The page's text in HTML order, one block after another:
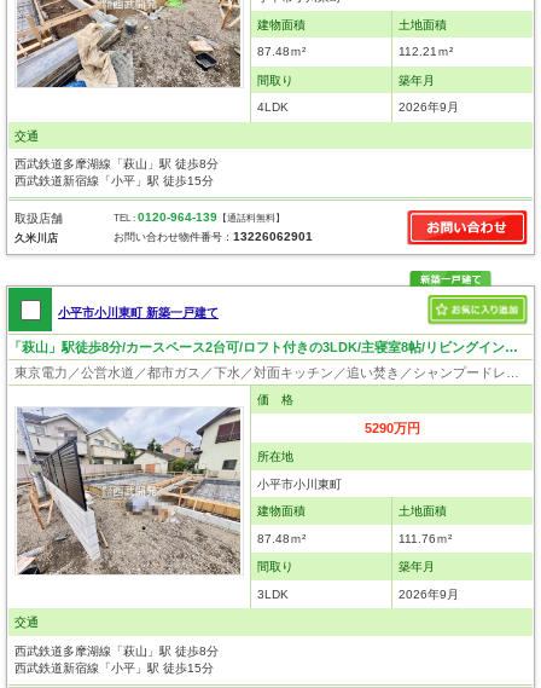
建物面積
87.48ｍ²
土地面積
112.21ｍ²
間取り
4LDK
築年月
2026年9月
交通
西武鉄道多摩湖線「萩山」駅 徒歩8分
西武鉄道新宿線「小平」駅 徒歩15分
取扱店舗
久米川店
TEL :0120-964-139 【通話料無料】
お問い合わせ物件番号：13226062901
小平市小川東町 新築一戸建て
「萩山」駅徒歩8分/カースペース2台可/ロフト付きの3LDK/主寝室8帖/リビングイン階段！
価 格
5290万円
所在地
小平市小川東町
建物面積
87.48ｍ²
土地面積
111.76ｍ²
間取り
3LDK
築年月
2026年9月
交通
西武鉄道多摩湖線「萩山」駅 徒歩8分
西武鉄道新宿線「小平」駅 徒歩15分